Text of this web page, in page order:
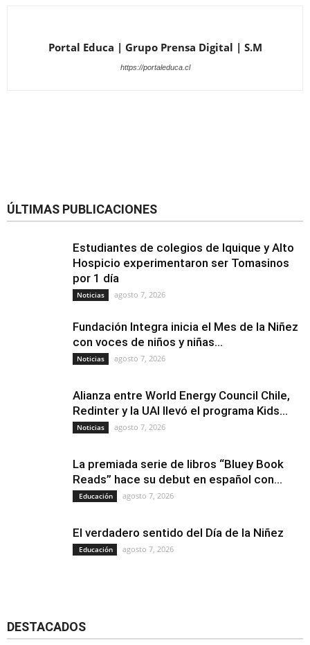
Portal Educa | Grupo Prensa Digital | S.M
https://portaleduca.cl
ÚLTIMAS PUBLICACIONES
Estudiantes de colegios de Iquique y Alto
Hospicio experimentaron ser Tomasinos
por 1 día
Noticias agosto 7, 2026
Fundación Integra inicia el Mes de la Niñez
con voces de niños y niñas...
Noticias agosto 7, 2026
Alianza entre World Energy Council Chile,
Redinter y la UAI llevó el programa Kids...
Noticias agosto 7, 2026
La premiada serie de libros “Bluey Book
Reads” hace su debut en español con...
Educación agosto 7, 2026
El verdadero sentido del Día de la Niñez
Educación agosto 7, 2026
DESTACADOS